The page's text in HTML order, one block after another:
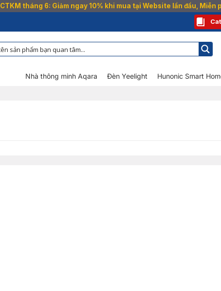
CTKM tháng 6: Giảm ngay 10% khi mua tại Website lần đầu, Miễn
Nhà thông minh Aqara Đèn Yeelight Hunonic Smart